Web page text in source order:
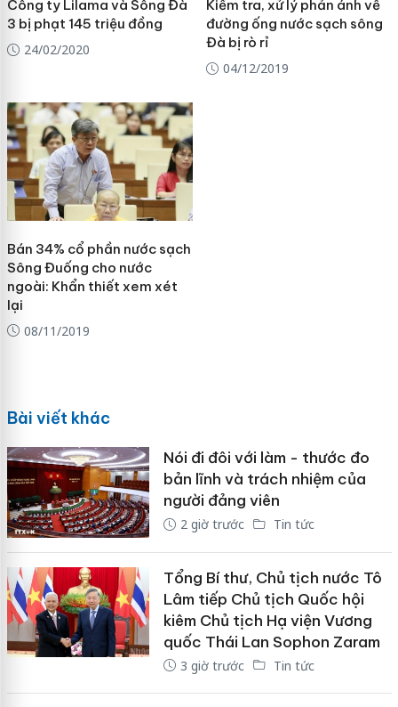
Công ty Lilama và Sông Đà
3 bị phạt 145 triệu đồng
24/02/2020
Kiểm tra, xử lý phản ánh về
đường ống nước sạch sông
Đà bị rò rỉ
04/12/2019
Bán 34% cổ phần nước sạch
Sông Đuống cho nước
ngoài: Khẩn thiết xem xét
lại
08/11/2019
Bài viết khác
Nói đi đôi với làm - thước đo
bản lĩnh và trách nhiệm của
người đảng viên
2 giờ trước Tin tức
Tổng Bí thư, Chủ tịch nước Tô
Lâm tiếp Chủ tịch Quốc hội
kiêm Chủ tịch Hạ viện Vương
quốc Thái Lan Sophon Zaram
3 giờ trước Tin tức